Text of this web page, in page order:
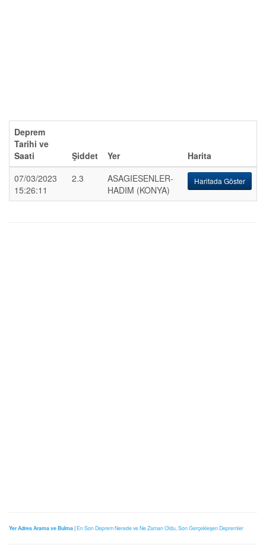
Deprem
Tarihi ve
Saati
Şiddet Yer
Harita
07/03/2023
15:26:11
2.3
ASAGIESENLER-
HADIM (KONYA)
Haritada Göster
Yer Adres Arama ve Bulma|En Son Deprem Nerede ve Ne Zaman Oldu, Son Gerçekleşen Depremler